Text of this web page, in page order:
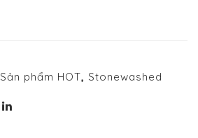
Sản phẩm HOT, Stonewashed